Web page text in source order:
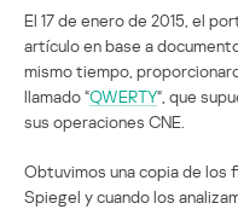
El 17 de enero de 2015, el
artículo en base a
mismo tiempo,
llamado “QWERTY“, que
sus operaciones CNE.
Obtuvimos una copia de los
Spiegel y cuando los